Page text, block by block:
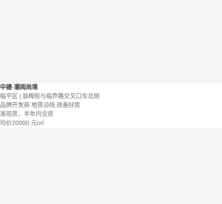
中建·潮阅尚境
临平区 | 翁梅街与临乔路交叉口东北侧
品牌开发商 地铁沿线 改善好房
准现房，半年内交房
均价20000 元/㎡